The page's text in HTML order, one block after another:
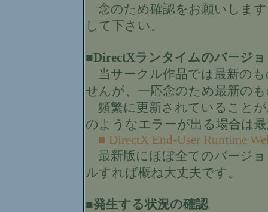
念のため確認をお願いしま
して下さい。
■DirectXランタイムのバージ
当サークル作品では最新の
せんが、一応念のため最新の
頻繁に更新されていること
のようなエラーが出る場合は
■ DirectX End-User Runtime
最新版にほぼ全てのバージ
ルすれば概ね大丈夫です。
■発生する状況の確認